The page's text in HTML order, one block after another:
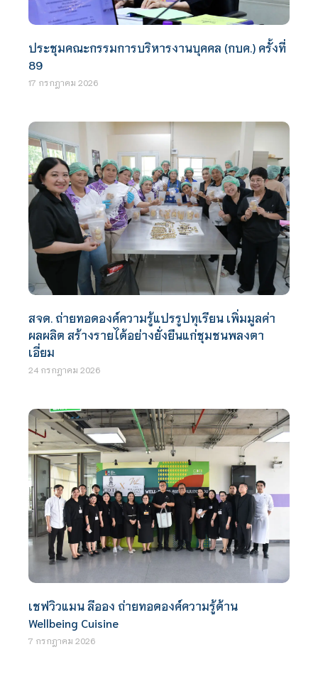
ประชุมคณะกรรมการบริหารงานบุคคล (กบค.) ครั้งที่
89
17 กรกฎาคม 2026
สจด. ถ่ายทอดองค์ความรู้แปรรูปทุเรียน เพิ่มมูลค่า
ผลผลิต สร้างรายได้อย่างยั่งยืนแก่ชุมชนพลงตา
เอี่ยม
24 กรกฎาคม 2026
เชฟวิวแมน ลีออง ถ่ายทอดองค์ความรู้ด้าน
Wellbeing Cuisine
7 กรกฎาคม 2026